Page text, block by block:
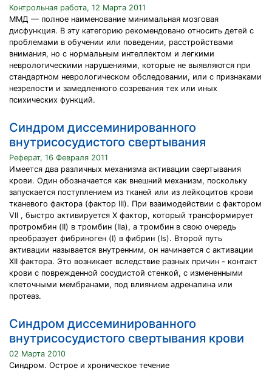
Контрольная работа, 12 Марта 2011
ММД — полное наименование минимальная мозговая
дисфункция. В эту категорию рекомендовано относить детей с
проблемами в обучении или поведении, расстройствами
внимания, но с нормальным интеллектом и легкими
неврологическими нарушениями, которые не выявляются при
стандартном неврологическом обследовании, или с признаками
незрелости и замедленного созревания тех или иных
психических функций.
Синдром диссеминированного
внутрисосудистого свертывания
Реферат, 16 Февраля 2011
Имеется два различных механизма активации свертывания
крови. Один обозначается как внешний механизм, поскольку
запускается поступлением из тканей или из лейкоцитов крови
тканевого фактора (фактор III). При взаимодействии с фактором
VII , быстро активируется Х фактор, который трансформирует
протромбин (II) в тромбин (IIa), а тромбин в свою очередь
преобразует фибриноген (I) в фибрин (Is). Второй путь
активации называется внутренним, он начинается с активации
XII фактора. Это возникает вследствие разных причин - контакт
крови с поврежденной сосудистой стенкой, с измененными
клеточными мембранами, под влиянием адреналина или
протеаз.
Синдром диссеминированного
внутрисосудистого свертывания крови
02 Марта 2010
Синдром. Острое и хроническое течение